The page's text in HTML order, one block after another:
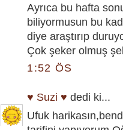
Ayrıca bu hafta
biliyormusun bu
diye araştırıp
Çok şeker olmuş
1:52 ÖS
♥ Suzi ♥ dedi ki...
Ufuk